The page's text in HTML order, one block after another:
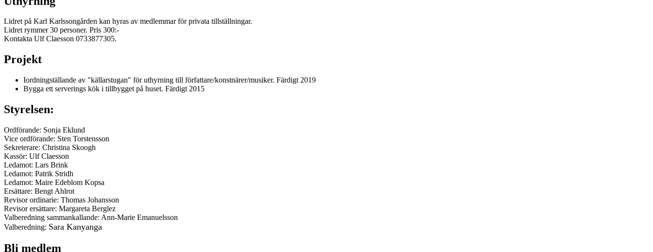
Lidret på Karl Karlssongården kan hyras av medlemmar för privata tillställningar.
Lidret rymmer 30 personer. Pris 300:-
Kontakta Ulf Claesson 0733877305.
Projekt
Iordningställande av "källarstugan" för uthyrning till författare/konstnärer/musiker. Färdigt 2019
Bygga ett serverings kök i tillbygget på huset. Färdigt 2015
Styrelsen:
Ordförande: Sonja Eklund
Vice ordförande: Sten Torstensson
Sekreterare: Christina Skoogh
Kassör: Ulf Claesson
Ledamot: Lars Brink
Ledamot: Patrik Stridh
Ledamot: Maire Edeblom Kopsa
Ersättare: Bengt Ahlrot
Revisor ordinarie: Thomas Johansson
Revisor ersättare: Margareta Berglez
Valberedning sammankallande: Ann-Marie Emanuelsson
Valberedning: Sara Kanyanga
Bli medlem